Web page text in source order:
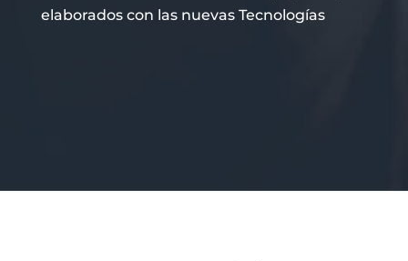
elaborados con las nuevas Tecnologías